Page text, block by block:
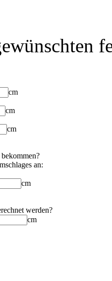
cm
cm
cm
an:
cm
werden?
cm